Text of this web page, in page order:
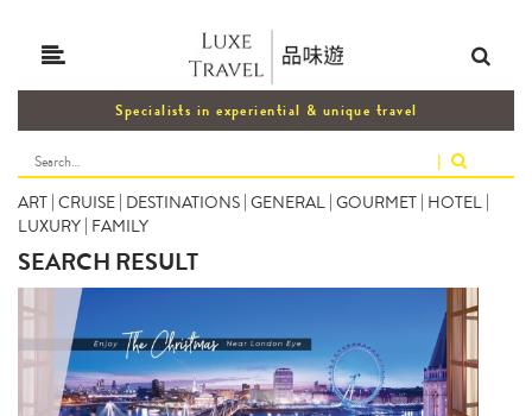
Specialists in experiential & unique travel
|
ART | CRUISE | DESTINATIONS | GENERAL | GOURMET | HOTEL |
LUXURY | FAMILY
SEARCH RESULT